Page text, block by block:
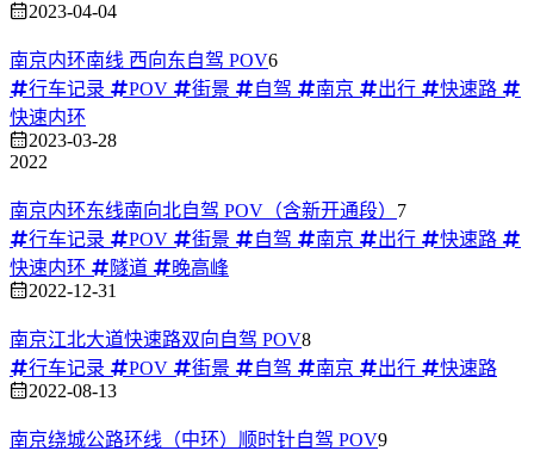
2023-04-04
南京内环南线 西向东自驾 POV6
行车记录
POV 街景 自驾 南京 出行
快速路
快速内环
2023-03-28
2022
南京内环东线南向北自驾 POV（含新开通段） 7
行车记录
POV 街景 自驾 南京 出行
快速路
快速内环
隧道
晚高峰
2022-12-31
南京江北大道快速路双向自驾 POV8
行车记录
POV 街景 自驾 南京 出行
快速路
2022-08-13
南京绕城公路环线（中环）顺时针自驾 POV9